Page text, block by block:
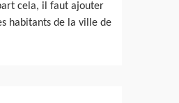
cela, il faut ajouter
habitants de la ville de